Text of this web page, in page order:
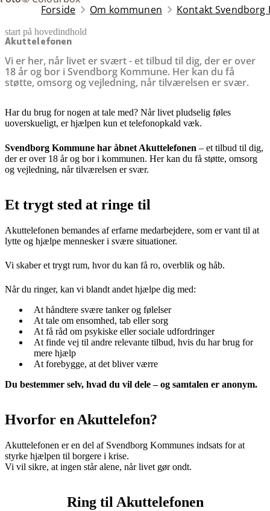
Forside Om kommunen Kontakt Svendborg
start på hovedindhold
Akuttelefonen
Vi er her, når livet er svært - et tilbud til dig, der er over
18 år og bor i Svendborg Kommune. Her kan du få
støtte, omsorg og vejledning, når tilværelsen er svær.
senest opdateret 7. maj 2026
Har du brug for nogen at tale med? Når livet pludselig føles
uoverskueligt, er hjælpen kun et telefonopkald væk.
Svendborg Kommune har åbnet Akuttelefonen – et tilbud til dig,
der er over 18 år og bor i kommunen. Her kan du få støtte, omsorg
og vejledning, når tilværelsen er svær.
Et trygt sted at ringe til
Akuttelefonen bemandes af erfarne medarbejdere, som er vant til at
lytte og hjælpe mennesker i svære situationer.
Vi skaber et trygt rum, hvor du kan få ro, overblik og håb.
Når du ringer, kan vi blandt andet hjælpe dig med:
At håndtere svære tanker og følelser
At tale om ensomhed, tab eller sorg
At få råd om psykiske eller sociale udfordringer
At finde vej til andre relevante tilbud, hvis du har brug for
mere hjælp
At forebygge, at det bliver værre
Du bestemmer selv, hvad du vil dele – og samtalen er anonym.
Hvorfor en Akuttelefon?
Akuttelefonen er en del af Svendborg Kommunes indsats for at
styrke hjælpen til borgere i krise.
Vi vil sikre, at ingen står alene, når livet gør ondt.
Ring til Akuttelefonen